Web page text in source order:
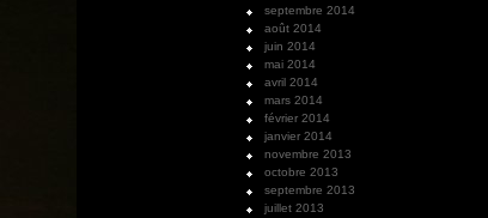
septembre 2014
août 2014
juin 2014
mai 2014
avril 2014
mars 2014
février 2014
janvier 2014
novembre 2013
octobre 2013
septembre 2013
juillet 2013